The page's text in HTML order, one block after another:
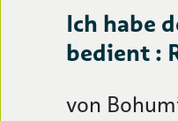
Ich habe
bedient :
von